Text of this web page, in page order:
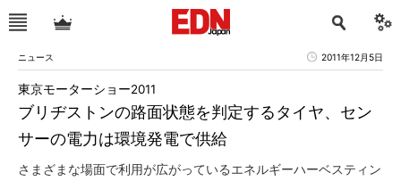
ニュース 2011年12月5日
ブリヂストンの路面状態を判定するタイヤ、セン
サーの電力は環境発電で供給
東京モーターショー2011
さまざまな場面で利用が広がっているエネルギーハーベスティン